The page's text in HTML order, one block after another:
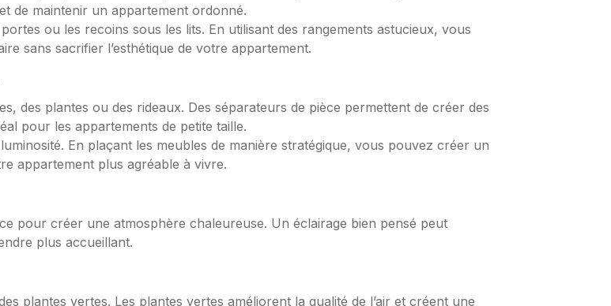
de maintenir un appartement ordonné.
ou les recoins sous les lits. En utilisant des rangements astucieux, vous
sans sacrifier l’esthétique de votre appartement.
des plantes ou des rideaux. Des séparateurs de pièce permettent de créer des
pour les appartements de petite taille.
En plaçant les meubles de manière stratégique, vous pouvez créer un
appartement plus agréable à vivre.
pour créer une atmosphère chaleureuse. Un éclairage bien pensé peut
plus accueillant.
plantes vertes. Les plantes vertes améliorent la qualité de l’air et créent une